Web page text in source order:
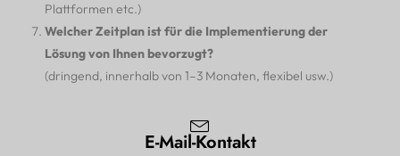
Plattformen etc.)
Welcher Zeitplan ist für die Implementierung der
Lösung von Ihnen bevorzugt?
(dringend, innerhalb von 1–3 Monaten, flexibel usw.)
E-Mail-Kontakt